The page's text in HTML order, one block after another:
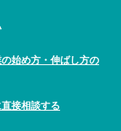
始め方・伸ばし方の
接相談する